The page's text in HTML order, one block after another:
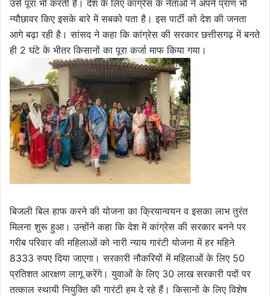
उसे पूरा भी करती है। देश के लिए कांग्रेस के नेताओं ने अपने प्राण भी
न्यौछावर किए इसके बारे में सबको पता है। इस पार्टी को देश की जनता
आगे बढ़ा रही है। सांसद ने कहा कि कांग्रेस की सरकार छत्तीसगढ़ में बनते
ही 2 घंटे के भीतर किसानों का पूरा कर्जा माफ किया गया।
बिजली बिल हाफ करने की योजना का क्रियान्वयन व इसका लाभ तुरंत
मिलना शुरू हुआ। उन्होंने कहा कि देश में कांग्रेस की सरकार बनने पर
गरीब परिवार की महिलाओं को नारी न्याय गारंटी योजना में हर महिने
8333 रुपए दिया जाएगा। सरकारी नौकरियों में महिलाओं के लिए 50
प्रतिशत आरक्षण लागू करेंगे। युवाओं के लिए 30 लाख सरकारी पदों पर
तत्काल स्थायी नियुक्ति की गारंटी हम दे रहे हैं। किसानों के लिए विशेष